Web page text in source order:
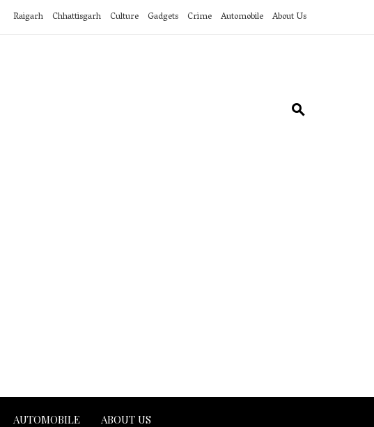
Raigarh Chhattisgarh Culture Gadgets Crime Automobile About Us
AUTOMOBILE ABOUT US